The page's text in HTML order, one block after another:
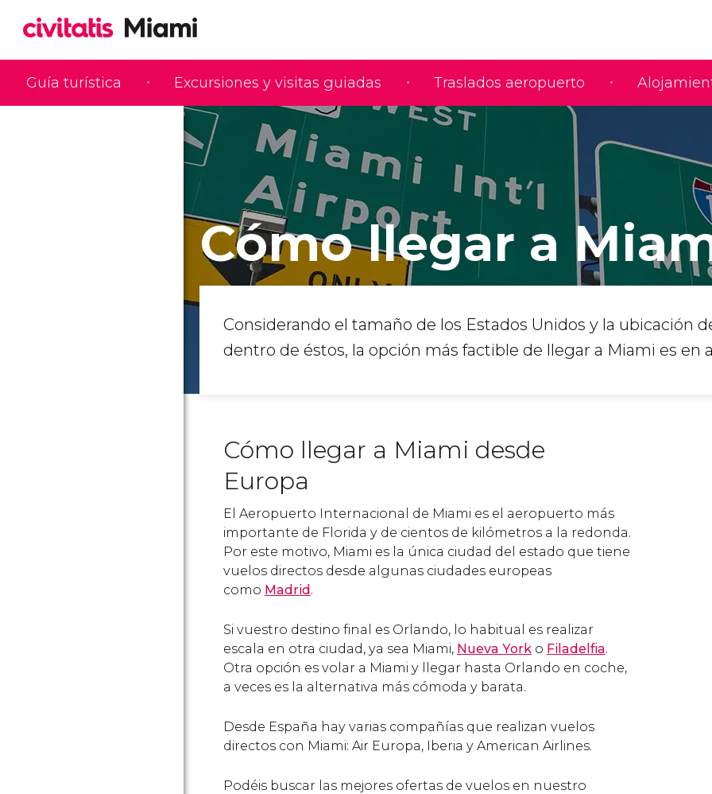
Guía turística Excursiones y visitas guiadas Traslados aeropuerto
Cómo llegar a
Considerando el tamaño de los Estados Unidos y la ubicación
dentro de éstos, la opción más factible de llegar a Miami es en
Cómo llegar a Miami desde
Europa
El Aeropuerto Internacional de Miami es el aeropuerto más
importante de Florida y de cientos de kilómetros a la redonda.
Por este motivo, Miami es la única ciudad del estado que tiene
vuelos directos desde algunas ciudades europeas
como Madrid.
Si vuestro destino final es Orlando, lo habitual es realizar
escala en otra ciudad, ya sea Miami, Nueva York o Filadelfia.
Otra opción es volar a Miami y llegar hasta Orlando en coche,
a veces es la alternativa más cómoda y barata.
Desde España hay varias compañías que realizan vuelos
directos con Miami: Air Europa, Iberia y American Airlines.
Podéis buscar las mejores ofertas de vuelos en nuestro